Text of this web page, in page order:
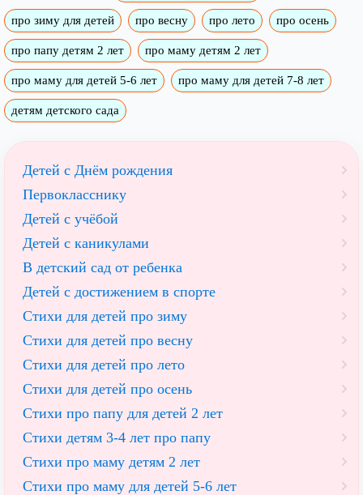
про зиму для детей про весну про лето про осень
про папу детям 2 лет про маму детям 2 лет
про маму для детей 5-6 лет про маму для детей 7-8 лет
детям детского сада
Детей с Днём рождения
Первокласснику
Детей с учёбой
Детей с каникулами
В детский сад от ребенка
Детей с достижением в спорте
Стихи для детей про зиму
Стихи для детей про весну
Стихи для детей про лето
Стихи для детей про осень
Стихи про папу для детей 2 лет
Cтихи детям 3-4 лет про папу
Стихи про маму детям 2 лет
Стихи про маму для детей 5-6 лет